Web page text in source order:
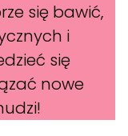
się bawić,
i
się
nowe